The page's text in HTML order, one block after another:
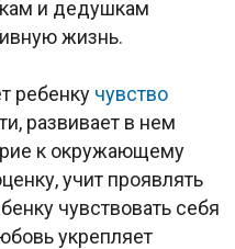
и дедушкам
жизнь.
ребенку чувство
развивает в нем
к окружающему
учит проявлять
чувствовать себя
укрепляет